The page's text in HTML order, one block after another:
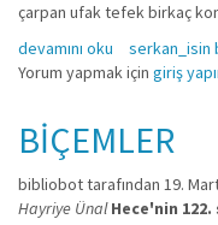
çarpan ufak tefek birkaç
Tehlikeli Alakasızlık:
devamını oku serkan_isin
Yorum yapmak için giriş
BİÇEMLER
bibliobottarafından 19.
Hayriye ÜnalHece'nin 122.